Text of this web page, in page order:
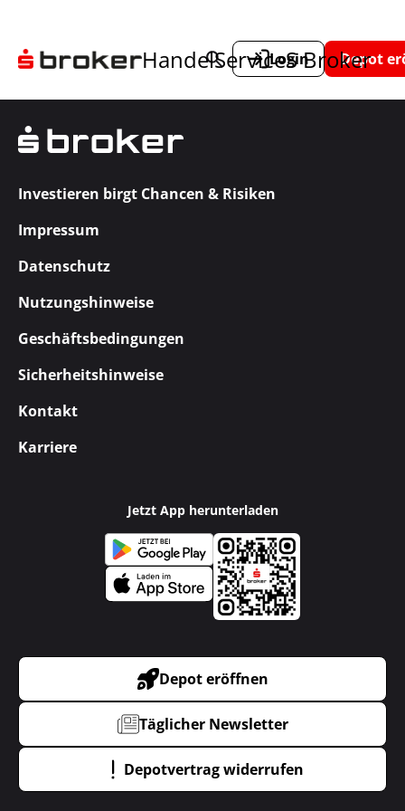
HandelServiceS Broker
Login Depot
Investieren birgt Chancen & Risiken
Impressum
Datenschutz
Nutzungshinweise
Geschäftsbedingungen
Sicherheitshinweise
Kontakt
Karriere
Jetzt App herunterladen
Depot eröffnen
Täglicher Newsletter
Depotvertrag widerrufen